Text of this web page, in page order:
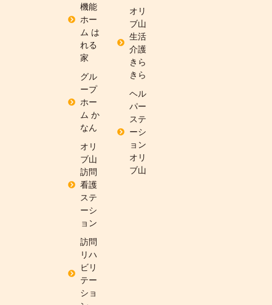
機能
ホー
ム は
れる
家
グル
ープ
ホー
ム か
なん
オリ
ブ山
訪問
看護
ステ
ーシ
ョン
訪問
リハ
ビリ
テー
ショ
オリ
ブ山
生活
介護
きら
きら
ヘル
パー
ステ
ーシ
ョン
オリ
ブ山